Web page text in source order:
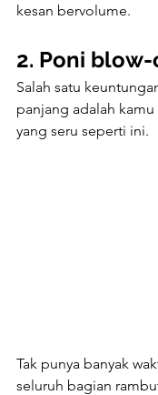
kesan bervolume.
2. Poni blow-
Salah satu
panjang adalah
yang seru seperti ini.
Tak punya banyak
seluruh bagian